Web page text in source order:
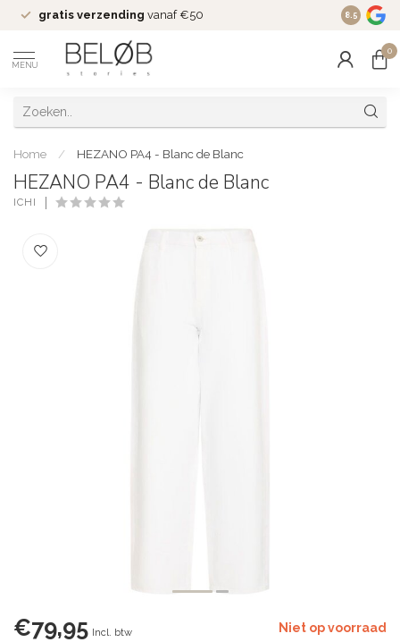
gratis verzending vanaf €50 Wekelijks
8.5
MENU
0
Home / HEZANO PA4 - Blanc de Blanc
HEZANO PA4 - Blanc de Blanc
ICHI
€79,95 Incl. btw Niet op voorraad